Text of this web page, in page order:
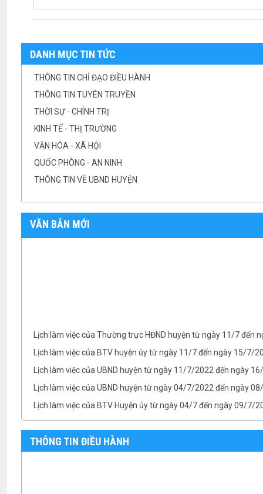
DANH MỤC TIN TỨC
THÔNG TIN CHỈ ĐẠO ĐIỀU HÀNH
THÔNG TIN TUYÊN TRUYỀN
THỜI SỰ - CHÍNH TRỊ
KINH TẾ - THỊ TRƯỜNG
VĂN HÓA - XÃ HỘI
QUỐC PHÒNG - AN NINH
THÔNG TIN VỀ UBND HUYỆN
VĂN BẢN MỚI
Lịch làm việc của BTV huyện ủy từ ngày 11/7 đến ngày 15/7/
Lịch làm việc của UBND huyện từ ngày 11/7/2022 đến ngày
Lịch làm việc của UBND huyện từ ngày 04/7/2022 đến ngày
Lịch làm việc của BTV Huyện ủy từ ngày 04/7 đến ngày 09/7/
Lịch làm việc của UBND huyện từ ngày 25/6/2022 đến ngày
Lịch làm việc của TT HĐND huyện từ ngày 25/6 đến ngày 01/
Lịch làm việc của BTV Huyện ủy từ ngày 25/6 đến ngày 01/7/
THÔNG TIN ĐIỀU HÀNH